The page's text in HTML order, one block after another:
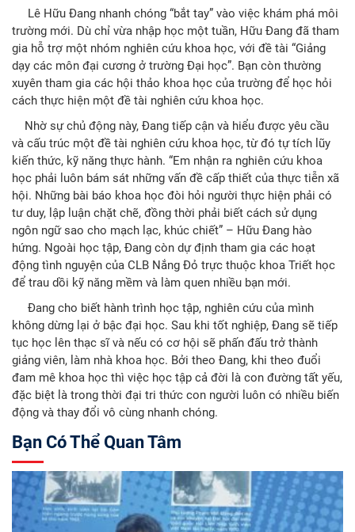
Lê Hữu Đang nhanh chóng “bắt tay” vào việc khám phá môi
trường mới. Dù chỉ vừa nhập học một tuần, Hữu Đang đã tham
gia hỗ trợ một nhóm nghiên cứu khoa học, với đề tài “Giảng
dạy các môn đại cương ở trường Đại học”. Bạn còn thường
xuyên tham gia các hội thảo khoa học của trường để học hỏi
cách thực hiện một đề tài nghiên cứu khoa học.
Nhờ sự chủ động này, Đang tiếp cận và hiểu được yêu cầu
và cấu trúc một đề tài nghiên cứu khoa học, từ đó tự tích lũy
kiến thức, kỹ năng thực hành. “Em nhận ra nghiên cứu khoa
học phải luôn bám sát những vấn đề cấp thiết của thực tiễn xã
hội. Những bài báo khoa học đòi hỏi người thực hiện phải có
tư duy, lập luận chặt chẽ, đồng thời phải biết cách sử dụng
ngôn ngữ sao cho mạch lạc, khúc chiết” – Hữu Đang hào
hứng. Ngoài học tập, Đang còn dự định tham gia các hoạt
động tình nguyện của CLB Nắng Đỏ trực thuộc khoa Triết học
để trau dồi kỹ năng mềm và làm quen nhiều bạn mới.
Đang cho biết hành trình học tập, nghiên cứu của mình
không dừng lại ở bậc đại học. Sau khi tốt nghiệp, Đang sẽ tiếp
tục học lên thạc sĩ và nếu có cơ hội sẽ phấn đấu trở thành
giảng viên, làm nhà khoa học. Bởi theo Đang, khi theo đuổi
đam mê khoa học thì việc học tập cả đời là con đường tất yếu,
đặc biệt là trong thời đại tri thức con người luôn có nhiều biến
động và thay đổi vô cùng nhanh chóng.
Bạn Có Thể Quan Tâm